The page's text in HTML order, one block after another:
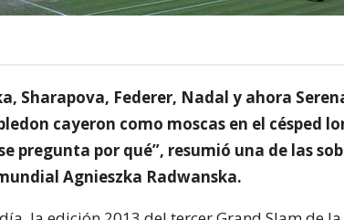
Sharapova, Federer, Nadal y ahora
cayeron como moscas en el césped
pregunta por qué”, resumió una de las
Agnieszka Radwanska.